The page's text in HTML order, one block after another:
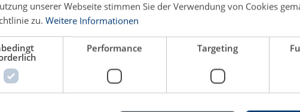
unserer Webseite stimmen Sie der Verwendung von Cookies
zu. Weitere Informationen
Performance Targeting